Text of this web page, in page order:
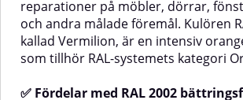
halvblank finish (ca 40 glans)Lång
hållbarhet och god
täckförmågaPassar många olika
typer av
smidiga penselflaskan med RAL
rengöraGer
halvblank
hållbarhet
reparationer på möbler, dörrar,
och andra målade föremål. Kulören
kallad Vermilion, är en intensiv
som tillhör RAL-systemets kategori
✅ Fördelar med RAL 2002